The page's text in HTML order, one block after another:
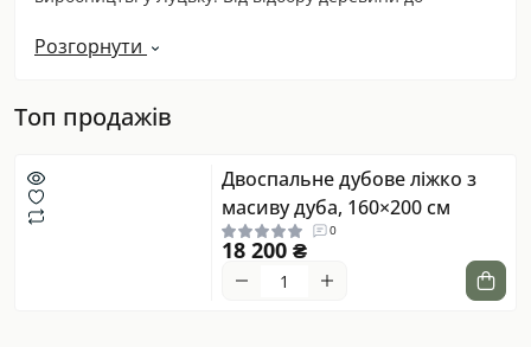
вручну. Ми не є посередниками: ліжко, яке ви купуєте,
Завдяки щільній структурі він не деформується від
навантажень, не розсихається з роками та зберігає
естетику десятиліттями. Ліжко з масиву дуба - це не
покупка на кілька сезонів, а предмет, який переживає
Розгорнути
Топ продажів
Двоспальне дубове ліжко з
масиву дуба, 160×200 см
0
18 200 ₴